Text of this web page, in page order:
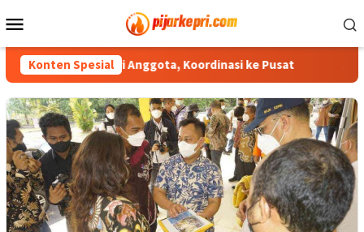
ke
Mobile
Konten Spesial
Diri Anggota, Koordinasi ke Pusat